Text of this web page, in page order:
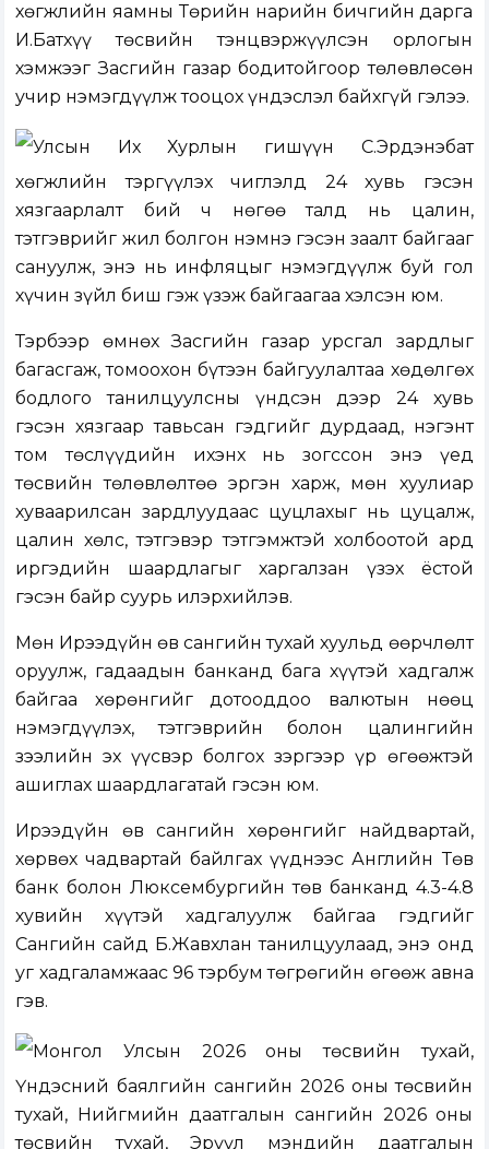
хөгжлийн яамны Төрийн нарийн бичгийн дарга
И.Батхүү төсвийн тэнцвэржүүлсэн орлогын
хэмжээг Засгийн газар бодитойгоор төлөвлөсөн
учир нэмэгдүүлж тооцох үндэслэл байхгүй гэлээ.
Улсын Их Хурлын гишүүн С.Эрдэнэбат
хөгжлийн тэргүүлэх чиглэлд 24 хувь гэсэн
хязгаарлалт бий ч нөгөө талд нь цалин,
тэтгэврийг жил болгон нэмнэ гэсэн заалт байгааг
сануулж, энэ нь инфляцыг нэмэгдүүлж буй гол
хүчин зүйл биш гэж үзэж байгаагаа хэлсэн юм.
Тэрбээр өмнөх Засгийн газар урсгал зардлыг
багасгаж, томоохон бүтээн байгуулалтаа хөдөлгөх
бодлого танилцуулсны үндсэн дээр 24 хувь
гэсэн хязгаар тавьсан гэдгийг дурдаад, нэгэнт
том төслүүдийн ихэнх нь зогссон энэ үед
төсвийн төлөвлөлтөө эргэн харж, мөн хуулиар
хуваарилсан зардлуудаас цуцлахыг нь цуцалж,
цалин хөлс, тэтгэвэр тэтгэмжтэй холбоотой ард
иргэдийн шаардлагыг харгалзан үзэх ёстой
гэсэн байр суурь илэрхийлэв.
Мөн Ирээдүйн өв сангийн тухай хуульд өөрчлөлт
оруулж, гадаадын банканд бага хүүтэй хадгалж
байгаа хөрөнгийг дотооддоо валютын нөөц
нэмэгдүүлэх, тэтгэврийн болон цалингийн
зээлийн эх үүсвэр болгох зэргээр үр өгөөжтэй
ашиглах шаардлагатай гэсэн юм.
Ирээдүйн өв сангийн хөрөнгийг найдвартай,
хөрвөх чадвартай байлгах үүднээс Английн Төв
банк болон Люксембургийн төв банканд 4.3-4.8
хувийн хүүтэй хадгалуулж байгаа гэдгийг
Сангийн сайд Б.Жавхлан танилцуулаад, энэ онд
уг хадгаламжаас 96 тэрбум төгрөгийн өгөөж авна
гэв.
Монгол Улсын 2026 оны төсвийн тухай,
Үндэсний баялгийн сангийн 2026 оны төсвийн
тухай, Нийгмийн даатгалын сангийн 2026 оны
төсвийн тухай, Эрүүл мэндийн даатгалын